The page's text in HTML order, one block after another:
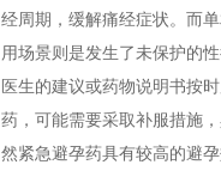
经周期，缓解痛经症状。而
用场景则是发生了未保护的
医生的建议或药物说明书按
药，可能需要采取补服措施
然紧急避孕药具有较高的避